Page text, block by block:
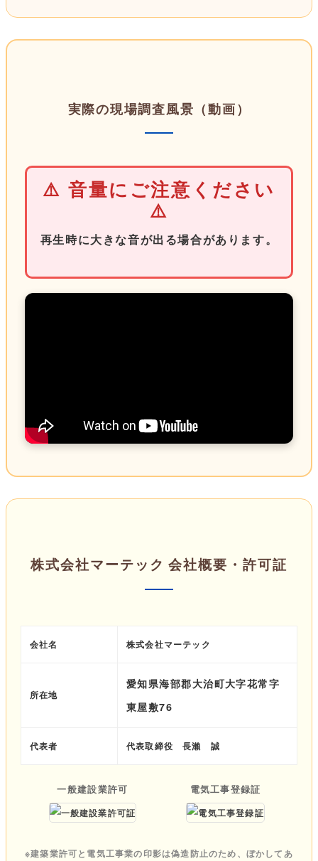
実際の現場調査風景（動画）
⚠️ 音量にご注意ください
⚠️
再生時に大きな音が出る場合があります。
株式会社マーテック 会社概要・許可証
会社名 株式会社マーテック
所在地
愛知県海部郡大治町大字花常字
東屋敷76
代表者 代表取締役 長瀨 誠
一般建設業許可 電気工事登録証
※建築業許可と電気工事業の印影は偽造防止のため、ぼかしてあ